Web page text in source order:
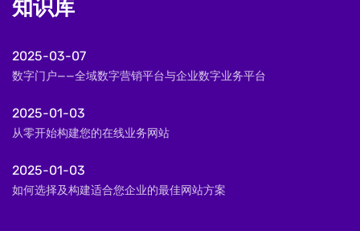
知识库
2025-03-07
数字门户——全域数字营销平台与企业数字业务平台
2025-01-03
从零开始构建您的在线业务网站
2025-01-03
如何选择及构建适合您企业的最佳网站方案